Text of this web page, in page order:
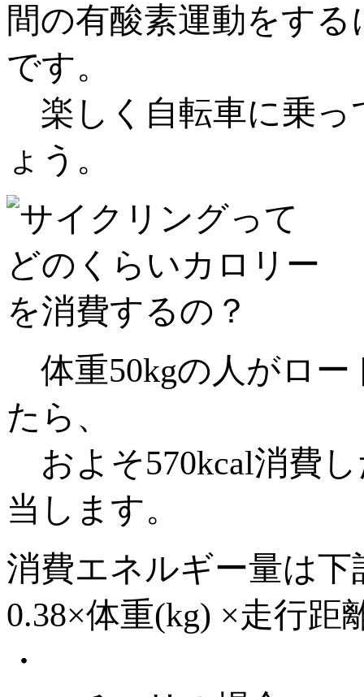
間の有酸素運動をす
です。
楽しく自転車に乗っ
ょう。
体重50kgの人がロー
たら、
およそ570kcal消費
当します。
消費エネルギー量は下
0.38×体重(kg) ×走行距
・